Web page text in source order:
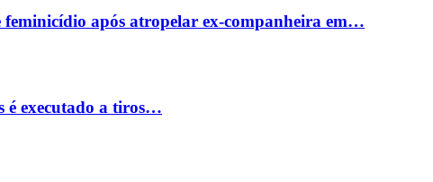
após atropelar ex-companheira em…
é executado a tiros…